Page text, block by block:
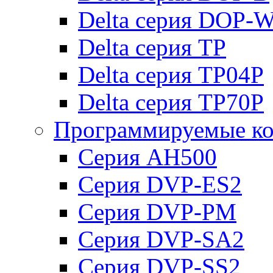
Delta серия DOP-
Delta серия TP
Delta серия TP04P
Delta серия TP70P
Программируемые
Серия AH500
Серия DVP-ES2
Серия DVP-PM
Серия DVP-SA2
Серия DVP-SS2